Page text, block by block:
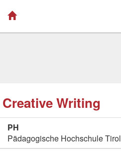
Creative Writing
PH
Pädagogische Hochschule Tirol